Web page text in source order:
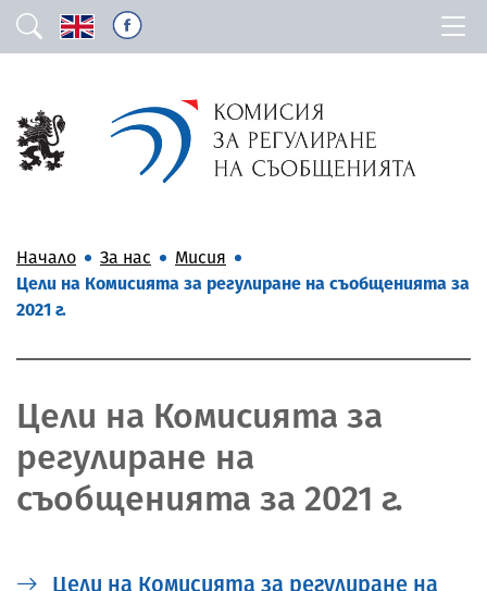
Начало За нас
Мисия
Цели на Комисията за регулиране на съобщенията за
2021 г.
Цели на Комисията за
регулиране на
съобщенията за 2021 г.
Цели на Комисията за регулиране на